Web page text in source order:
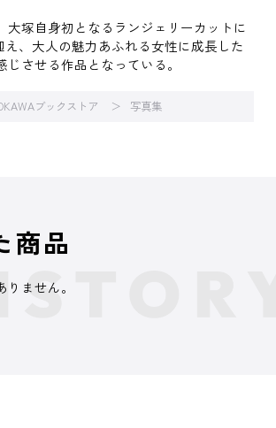
大塚自身初となるランジェリーカットに
え、大人の魅力あふれる女性に成長した
させる作品となっている。
ブックストア 写真集
商品
ません。